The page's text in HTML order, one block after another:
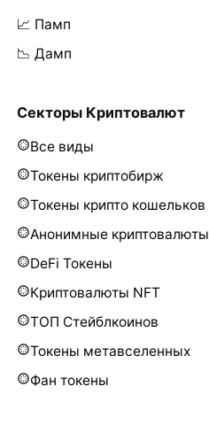
📈 Памп
📉 Дамп
Секторы Криптовалют
Все виды
Токены криптобирж
Токены крипто кошельков
Анонимные криптовалюты
DeFi Токены
Криптовалюты NFT
ТОП Стейблкоинов
Токены метавселенных
Фан токены